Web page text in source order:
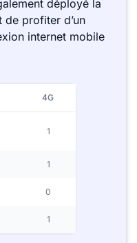
déployé la
profiter d’un
internet mobile
4G
1
1
0
1